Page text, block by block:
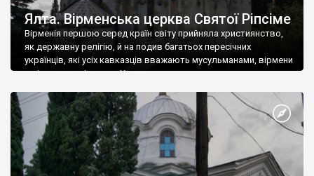
Ялта. Вірменська церква Святої Ріпсіме
Вірменія першою серед країн світу прийняла християнство,
як державну релігію, й на подив багатьох пересічних
українців, які усіх кавказців вважають мусульманами, вірмени
є відданими вірянами Христа